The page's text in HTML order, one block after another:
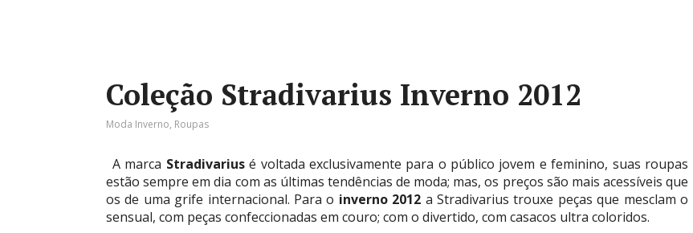
Coleção Stradivarius Inverno 2012
Moda Inverno, Roupas
A marca Stradivariusé voltada exclusivamente para o público jovem e feminino, suas roupas
estão sempre em dia com as últimas tendências de moda; mas, os preços são mais acessíveis que
os de uma grife internacional. Para o inverno 2012 a Stradivarius trouxe peças que mesclam o
sensual, com peças confeccionadas em couro; com o divertido, com casacos ultra coloridos.